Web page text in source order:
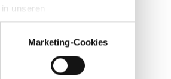
unseren
Marketing-Cookies